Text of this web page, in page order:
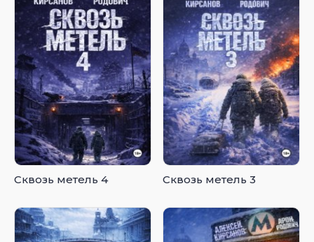
Сквозь метель 4 Сквозь метель 3